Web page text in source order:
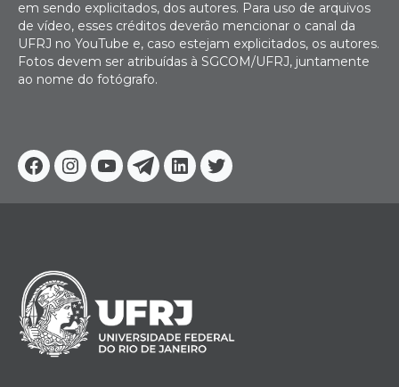
Facebook
Instagram
YoutubeTelegram
Linkedin
Twitter
em sendo explicitados, dos autores. Para uso de arquivos
de vídeo, esses créditos deverão mencionar o canal da
UFRJ no YouTube e, caso estejam explicitados, os autores.
Fotos devem ser atribuídas à SGCOM/UFRJ, juntamente
ao nome do fotógrafo.